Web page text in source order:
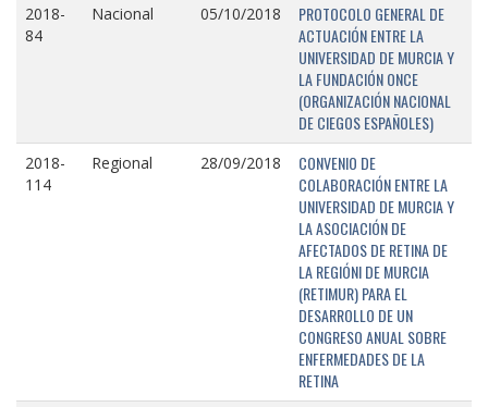
2018-
84
Nacional 05/10/2018
PROTOCOLO GENERAL DE
ACTUACIÓN ENTRE LA
UNIVERSIDAD DE MURCIA Y
LA FUNDACIÓN ONCE
(ORGANIZACIÓN NACIONAL
DE CIEGOS ESPAÑOLES)
2018-
114
Regional 28/09/2018
CONVENIO DE
COLABORACIÓN ENTRE LA
UNIVERSIDAD DE MURCIA Y
LA ASOCIACIÓN DE
AFECTADOS DE RETINA DE
LA REGIÓNI DE MURCIA
(RETIMUR) PARA EL
DESARROLLO DE UN
CONGRESO ANUAL SOBRE
ENFERMEDADES DE LA
RETINA